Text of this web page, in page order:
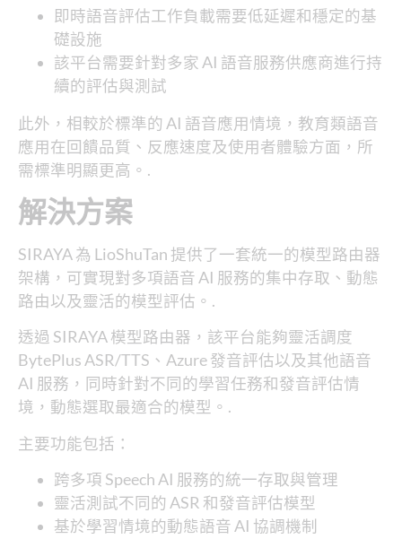
即時語音評估工作負載需要低延遲和穩定的基
礎設施
該平台需要針對多家 AI 語音服務供應商進行持
續的評估與測試
此外，相較於標準的 AI 語音應用情境，教育類語音
應用在回饋品質、反應速度及使用者體驗方面，所
需標準明顯更高。.
解決方案
SIRAYA 為 LioShuTan 提供了一套統一的模型路由器
架構，可實現對多項語音 AI 服務的集中存取、動態
路由以及靈活的模型評估。.
透過 SIRAYA 模型路由器，該平台能夠靈活調度
BytePlus ASR/TTS、Azure 發音評估以及其他語音
AI 服務，同時針對不同的學習任務和發音評估情
境，動態選取最適合的模型。.
主要功能包括：
跨多項 Speech AI 服務的統一存取與管理
靈活測試不同的 ASR 和發音評估模型
基於學習情境的動態語音 AI 協調機制